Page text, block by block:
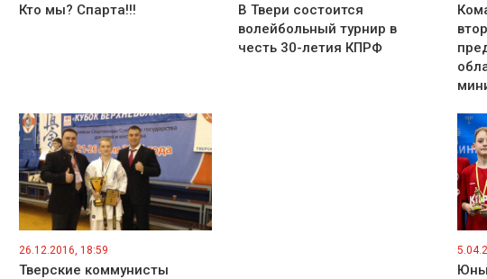
Кто мы? Спарта!!!
В Твери состоится
волейбольный турнир в
честь 30-летия КПРФ
26.12.2016, 18:59
Тверские коммунисты